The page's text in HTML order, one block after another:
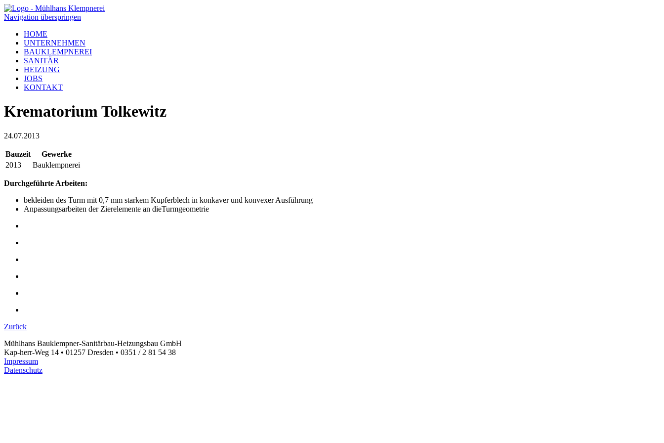
Navigation überspringen
HOME
UNTERNEHMEN
BAUKLEMPNEREI
SANITÄR
HEIZUNG
JOBS
KONTAKT
Krematorium Tolkewitz
24.07.2013
Bauzeit
Gewerke
2013
Bauklempnerei
Durchgeführte Arbeiten:
bekleiden des Turm mit 0,7 mm starkem Kupferblech in konkaver und konvexer Ausführung
Anpassungsarbeiten der Zierelemente an dieTurmgeometrie
Zurück
Mühlhans Bauklempner-Sanitärbau-Heizungsbau GmbH
Kap-herr-Weg 14 • 01257 Dresden • 0351 / 2 81 54 38
Impressum
Datenschutz